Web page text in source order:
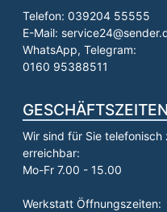
Telefon: 039204 55555
E-Mail:
WhatsApp, Telegram:
0160 95388511
GESCHÄFTSZEITEN
Wir sind für Sie
erreichbar:
Mo-Fr 7.00 - 15.00
Werkstatt Öffnungszeiten: